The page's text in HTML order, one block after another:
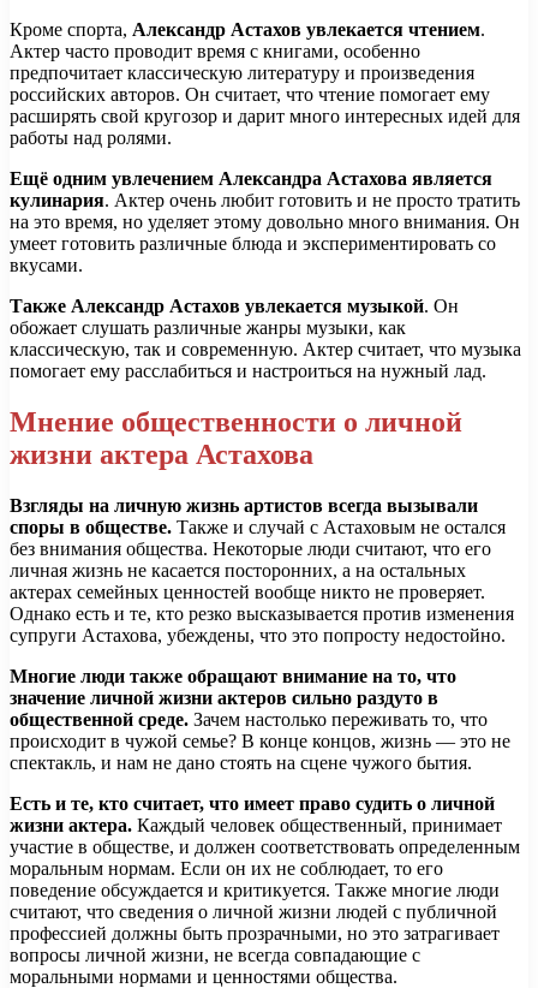
Кроме спорта, Александр Астахов увлекается чтением.
Актер часто проводит время с книгами, особенно
предпочитает классическую литературу и произведения
российских авторов. Он считает, что чтение помогает ему
расширять свой кругозор и дарит много интересных идей для
работы над ролями.
Ещё одним увлечением Александра Астахова является
кулинария. Актер очень любит готовить и не просто тратить
на это время, но уделяет этому довольно много внимания. Он
умеет готовить различные блюда и экспериментировать со
вкусами.
Также Александр Астахов увлекается музыкой. Он
обожает слушать различные жанры музыки, как
классическую, так и современную. Актер считает, что музыка
помогает ему расслабиться и настроиться на нужный лад.
Мнение общественности о личной
жизни актера Астахова
Взгляды на личную жизнь артистов всегда вызывали
споры в обществе. Также и случай с Астаховым не остался
без внимания общества. Некоторые люди считают, что его
личная жизнь не касается посторонних, а на остальных
актерах семейных ценностей вообще никто не проверяет.
Однако есть и те, кто резко высказывается против изменения
супруги Астахова, убеждены, что это попросту недостойно.
Многие люди также обращают внимание на то, что
значение личной жизни актеров сильно раздуто в
общественной среде. Зачем настолько переживать то, что
происходит в чужой семье? В конце концов, жизнь — это не
спектакль, и нам не дано стоять на сцене чужого бытия.
Есть и те, кто считает, что имеет право судить о личной
жизни актера. Каждый человек общественный, принимает
участие в обществе, и должен соответствовать определенным
моральным нормам. Если он их не соблюдает, то его
поведение обсуждается и критикуется. Также многие люди
считают, что сведения о личной жизни людей с публичной
профессией должны быть прозрачными, но это затрагивает
вопросы личной жизни, не всегда совпадающие с
моральными нормами и ценностями общества.